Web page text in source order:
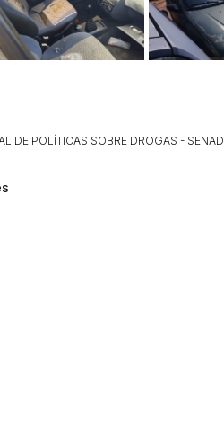
DE POLÍTICAS SOBRE DROGAS - SENAD